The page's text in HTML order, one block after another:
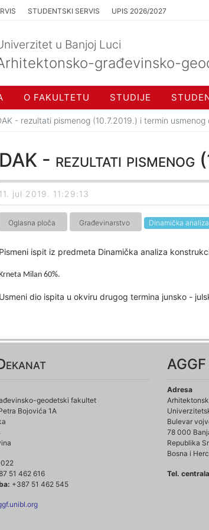
STUDENTSKI SERVIS UPIS 2026/2027
u Banjoj Luci
građevinsko-
O FAKULTETU STUDIJE
- rezultati pismenog (10.7.2019.) i termin usmenog
DAK - rezultati pismenog
11. jul 2019. 11:29:13
Oglasna ploča Građevinarstvo Dinamička
Pismeni ispit iz predmeta Dinamička analiza
Milan 60%.
Usmeni dio ispita u okviru drugog termina junsko -
geodetski fakultet
Bojovića 1A
51 462 616
+387 51 462 545
Adresa
Bulevar
78 000
Republika
Bosna i
Tel.